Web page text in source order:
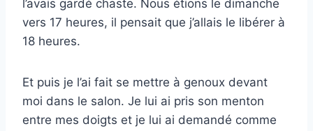
l’avais gardé chaste. Nous étions le dimanche
vers 17 heures, il pensait que j’allais le libérer à
18 heures.
Et puis je l’ai fait se mettre à genoux devant
moi dans le salon. Je lui ai pris son menton
entre mes doigts et je lui ai demandé comme